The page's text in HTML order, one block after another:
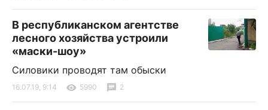
В республиканском агентстве
лесного хозяйства устроили
«маски-шоу»
Силовики проводят там обыски
16.07.19, 9:14 5990 2